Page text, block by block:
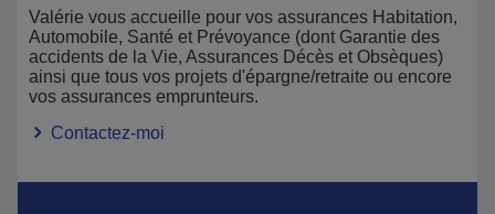
Valérie vous accueille pour vos assurances Habitation,
Automobile, Santé et Prévoyance (dont Garantie des
accidents de la Vie, Assurances Décès et Obsèques)
ainsi que tous vos projets d'épargne/retraite ou encore
vos assurances emprunteurs.
Contactez-moi